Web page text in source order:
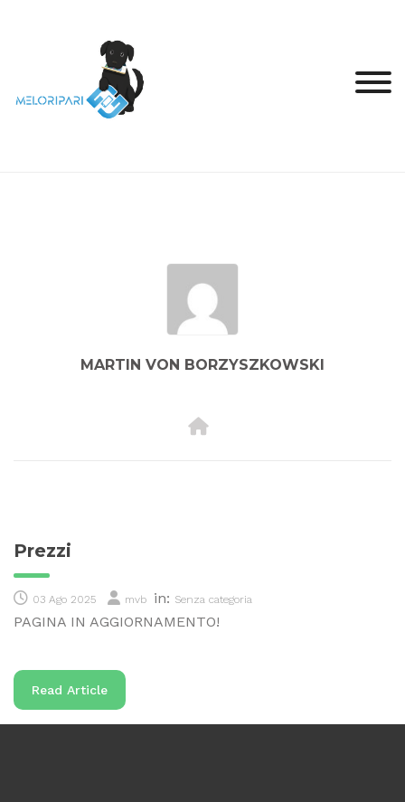
MARTIN VON BORZYSZKOWSKI
Prezzi
03 Ago 2025 mvb in: Senza categoria
PAGINA IN AGGIORNAMENTO!
Read Article